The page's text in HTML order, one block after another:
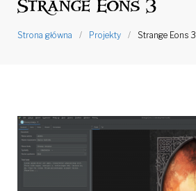
Strange Eons 3
Strona główna / Projekty / Strange Eons 3